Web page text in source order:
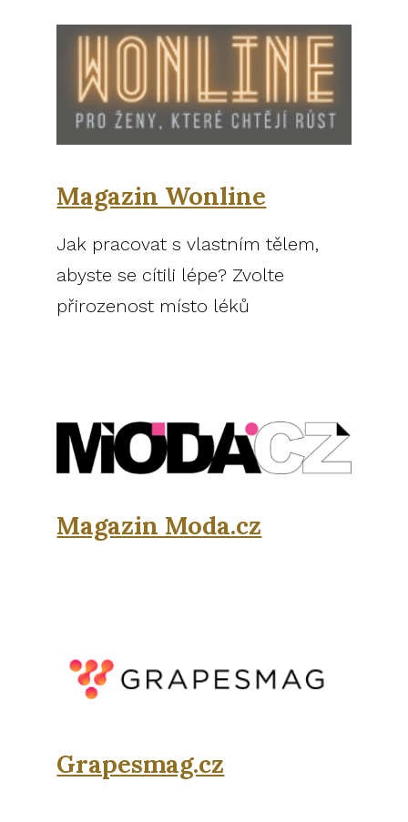
Magazin Wonline
Jak pracovat s vlastním tělem,
abyste se cítili lépe? Zvolte
přirozenost místo léků
Magazin Moda.cz
Grapesmag.cz